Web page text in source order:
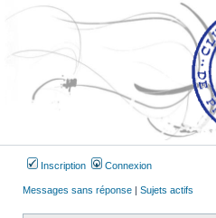
Inscription Connexion
Messages sans réponse | Sujets actifs